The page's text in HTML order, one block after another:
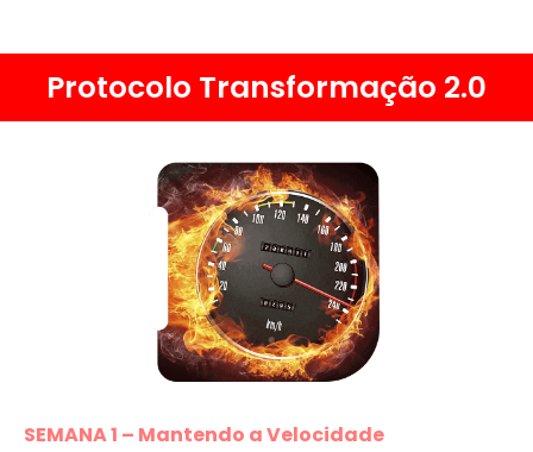
Protocolo Transformação 2.0
SEMANA 1 – Mantendo a Velocidade